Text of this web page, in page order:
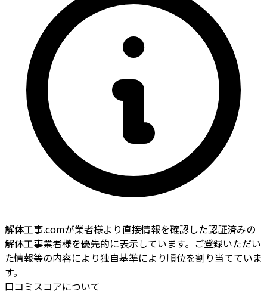
解体工事.comが業者様より直接情報を確認した認証済みの
解体工事業者様を優先的に表示しています。ご登録いただい
た情報等の内容により独自基準により順位を割り当てていま
す。
口コミスコアについて